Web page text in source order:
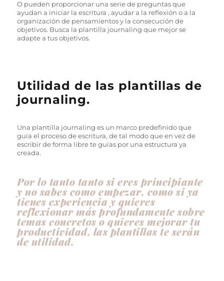
O pueden proporcionar una serie de preguntas que
ayudan a iniciar la escritura , ayudar a la reflexión o a la
organización de pensamientos y la consecución de
objetivos. Busca la plantilla journaling que mejor se
adapte a tus objetivos.
Utilidad de las plantillas de
journaling.
Una plantilla journaling es un marco predefinido que
guía el proceso de escritura, de tal modo que en vez de
escribir de forma libre te guías por una estructura ya
creada.
Por lo tanto tanto si eres principiante
y no sabes como empezar, como si ya
tienes experiencia y quieres
reflexionar más profundamente sobre
temas concretos o quieres mejorar tu
productividad, las plantillas te serán
de utilidad.